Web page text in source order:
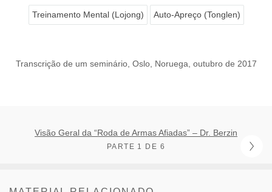
Treinamento Mental (Lojong) Auto-Apreço (Tonglen)
Transcrição de um seminário, Oslo, Noruega, outubro de 2017
Visão Geral da “Roda de Armas Afiadas” – Dr. Berzin
PARTE 1 DE 6